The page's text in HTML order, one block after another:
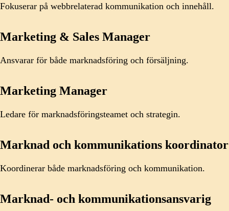
Fokuserar på webbrelaterad kommunikation och innehåll.
Marketing & Sales Manager
Ansvarar för både marknadsföring och försäljning.
Marketing Manager
Ledare för marknadsföringsteamet och strategin.
Marknad och kommunikations koordinator
Koordinerar både marknadsföring och kommunikation.
Marknad- och kommunikationsansvarig